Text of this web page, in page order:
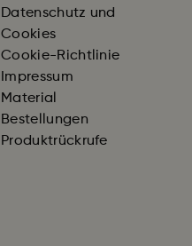
Datenschutz und
Cookies
Cookie-Richtlinie
Impressum
Material
Bestellungen
Produktrückrufe